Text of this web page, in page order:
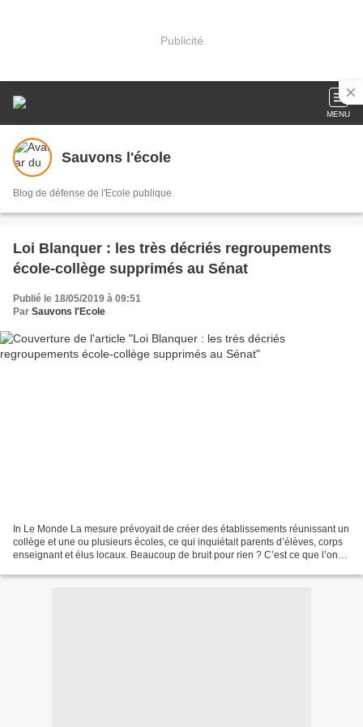
Publicité
MENU
Sauvons l'école
Blog de défense de l'Ecole publique
Loi Blanquer : les très décriés regroupements
école-collège supprimés au Sénat
Publié le 18/05/2019 à 09:51
Par Sauvons l'Ecole
In Le Monde La mesure prévoyait de créer des établissements réunissant un
collège et une ou plusieurs écoles, ce qui inquiétait parents d’élèves, corps
enseignant et élus locaux. Beaucoup de bruit pour rien ? C’est ce que l’on